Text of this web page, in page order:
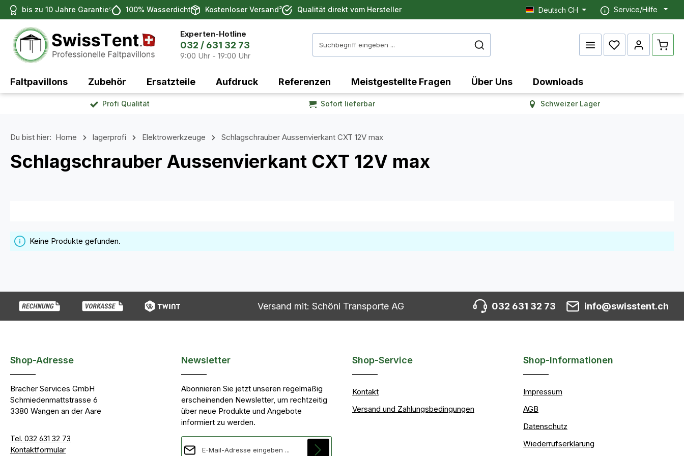
Hauptinhalt springen
Zur Suche springen
Zur Hauptnavigation springen
bis zu 10 Jahre Garantie⁵ 100% Wasserdicht Kostenloser Versand² Qualität direkt vom Hersteller Deutsch CH Service/Hilfe
Experten-Hotline
032 / 631 32 73
9:00 Uhr - 19:00 Uhr
Faltpavillons Zubehör Ersatzteile Aufdruck Referenzen Meistgestellte Fragen Über Uns Downloads
Profi Qualität Sofort lieferbar Schweizer Lager
Du bist hier: Home lagerprofi Elektrowerkzeuge Schlagschrauber Aussenvierkant CXT 12V max
Schlagschrauber Aussenvierkant CXT 12V max
Keine Produkte gefunden.
Versand mit: Schöni Transporte AG 032 631 32 73 info@swisstent.ch
Shop-Adresse
Bracher Services GmbH
Schmiedenmattstrasse 6
3380 Wangen an der Aare
Tel. 032 631 32 73
Kontaktformular
Newsletter
Abonnieren Sie jetzt unseren regelmäßig
erscheinenden Newsletter, um rechtzeitig
über neue Produkte und Angebote
informiert zu werden.
Shop-Service
Kontakt
Versand und Zahlungsbedingungen
Shop-Informationen
Impressum
AGB
Datenschutz
Wiederrufserklärung